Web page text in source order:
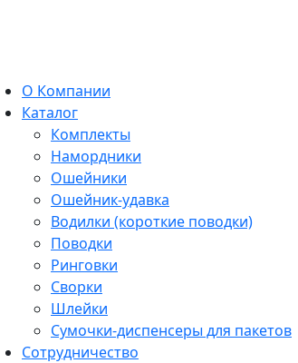
О Компании
Каталог
Комплекты
Намордники
Ошейники
Ошейник-удавка
Водилки (короткие поводки)
Поводки
Ринговки
Сворки
Шлейки
Сумочки-диспенсеры для пакетов
Сотрудничество